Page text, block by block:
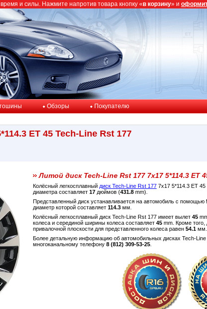
Обзоры Покупателю
ET 45 Tech-Line Rst 177
Литой диск Tech-Line Rst 177 7x17 5*114.3 ET
Колёсный легкосплавный диск Tech-Line Rst 177 7x17 5*114.3 ET
диаметра составляет 17 дюймов (431.8 mm).
Представленный диск устанавливается на автомобиль с помощью
диаметр которой составляет 114.3 мм.
Колёсный легкосплавный диск Tech-Line Rst 177 имеет вылет 45
колеса и серединой ширины колеса составляет 45 mm. Кроме того,
привалочной плоскости для представленного колеса равен 54.1 мм.
Более детальную информацию об автомобильных дисках Tech-Line
многоканальному телефону 8 (812) 309-53-25
и силы. Нажмите напротив товара кнопку «в корзину» и